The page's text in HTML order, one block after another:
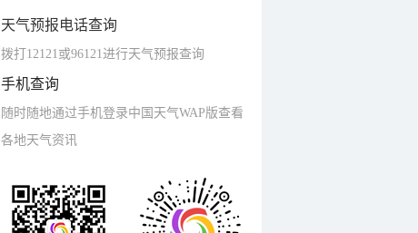
天气预报电话查询
拨打12121或96121进行天气预报查询
手机查询
随时随地通过手机登录中国天气WAP版查看
各地天气资讯